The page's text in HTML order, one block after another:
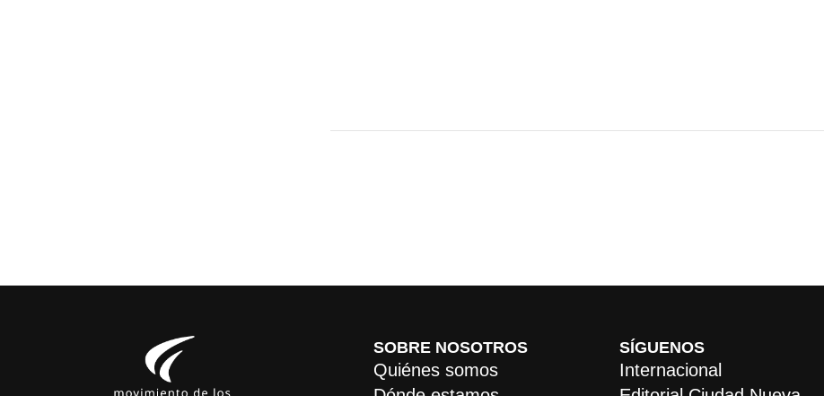
SOBRE NOSOTROS
Quiénes somos
SÍGUENOS
Internacional